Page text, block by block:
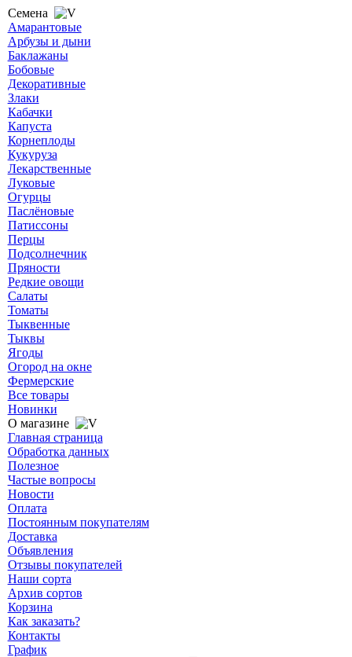
Семена
Амарантовые
Арбузы и дыни
Баклажаны
Бобовые
Декоративные
Злаки
Кабачки
Капуста
Корнеплоды
Кукуруза
Лекарственные
Луковые
Огурцы
Паслёновые
Патиссоны
Перцы
Подсолнечник
Пряности
Редкие овощи
Салаты
Томаты
Тыквенные
Тыквы
Ягоды
Огород на окне
Фермерские
Все товары
Новинки
О магазине
Главная страница
Обработка данных
Полезное
Частые вопросы
Новости
Оплата
Постоянным покупателям
Доставка
Объявления
Отзывы покупателей
Наши сорта
Архив сортов
Корзина
Как заказать?
Контакты
График